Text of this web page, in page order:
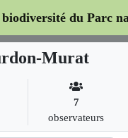
du Parc
Murat
7
observateurs